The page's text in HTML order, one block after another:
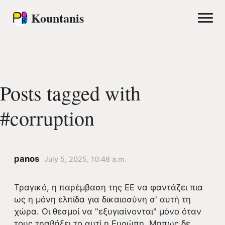
Kountanis
Posts tagged with
#corruption
panos July 5, 2025, 10:48 a.m.
Τραγικό, η παρέμβαση της ΕΕ να φαντάζει πια
ως η μόνη ελπίδα για δικαιοσύνη σ' αυτή τη
χώρα. Οι θεσμοί να "εξυγιαίνονται" μόνο όταν